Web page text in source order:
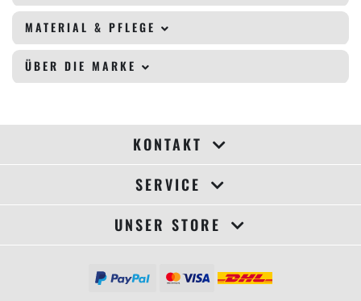
MATERIAL & PFLEGE
ÜBER DIE MARKE
KONTAKT
SERVICE
UNSER STORE